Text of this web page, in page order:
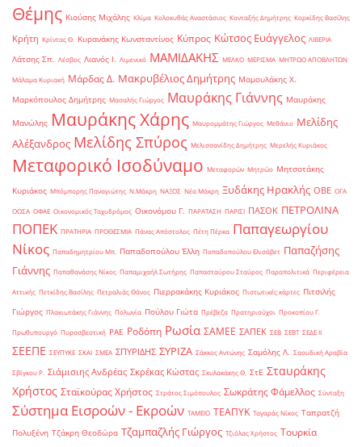
Θέμης Κιούσης Μιχάλης Κλίμα Κολοκυθάς Αναστάσιος Κονταξής Δημήτρης Κορκίδης Βασίλης
Κρήτη Κρίντας Θ. Κυρανάκης Κωνσταντίνος Κύπρος Κώτσος Ευάγγελος ΛΙΒΕΡΙΑ
Λάτσης Σπ. Λέσβος Λιανός Ι. Λιμενικό ΜΑΜΙΔΑΚΗΣ ΜΕΛΚΟ ΜΕΡΙΣΜΑ ΜΗΤΡΩΟ ΑΠΟΒΛΗΤΩΝ
Μάλαμα Κυριακή Μάρδας Δ. Μακρυβέλιος Δημήτρης Μαμουλάκης Χ.
Μαρκόπουλος Δημήτρης Μασαλής Γιώργος Μαυράκης Γιάννης Μαυράκης
Μανώλης Μαυράκης Χάρης Μαυρομμάτης Γιώργος Μεθάνιο Μελίδης
Αλέξανδρος Μελίδης Σπύρος Μελισσανίδης Δημήτρης Μερελής Κυριάκος
Μεταφορικό Ισοδύναμο Μεταφορών Μητρώο Μητσοτάκης
Κυριάκος Μπόμπορης Παναγιώτης Ν.Μάκρη ΝΑΞΟΣ Νέα Μάκρη Ξυδάκης Ηρακλής ΟΒΕ ΟΓΑ
ΟΟΣΑ ΟΦΑΕ Οικονομικός Ταχυδρόμος Οικονόμου Γ. ΠΑΡΑΤΑΣΗ ΠΑΡΙΣΙ ΠΑΣΟΚ ΠΕΤΡΟΛΙΝΑ
ΠΟΠΕΚ ΠΡΑΤΗΡΙΑ ΠΡΟΘΕΣΜΙΑ Πάνας Απόστολος Πέτη Πέρκα Παπαγεωργίου
Νίκος Παπαδημητρίου Μπ. Παπαδοπούλου Έλλη Παπαδοπούλου Ελισάβετ Παπαζήσης
Γιάννης Παπαθανάσης Νίκος Παπαμιχαήλ Σωτήρης Παπασταύρου Σταύρος Παραπολιτικά Περιφέρεια
Αττικής Πετκίδης Βασίλης Πετραλιάς Θάνος Πιερρακάκης Κυριάκος Πιστωτικές κάρτες Πιτσιλής
Γιώργος Πλακιωτάκης Γιάννης Πολωνία Πούλου Γιώτα Πρέβεζα Πρατηριούχοι Προκοπίου Γ.
Πρωθυπουργό Πυροσβεστική ΡΑΕ Ροδόπη Ρωσία ΣΑΜΕΕ ΣΑΠΕΚ ΣΕΒ ΣΕΒΤ ΣΕΔΕ ΙΙ
ΣΕΕΠΕ ΣΕΥΠΥΚΕ ΣΚΑΙ ΣΜΕΑ ΣΠΥΡΙΔΗΣ ΣΥΡΙΖΑ Σάκκος Αντώνης Σαμόλης Λ. Σαουδική Αραβία
Σβίγκου Ρ. Σιάμισιης Ανδρέας Σκρέκας Κώστας Σκυλακάκης Θ. ΣτΕ Σταυράκης
Χρήστος Σταϊκούρας Χρήστος Στράτος Σιμόπουλος Σωκράτης Φάμελλος Σύνταξη
Σύστημα Εισροών - Εκροών ΤΑΜΕΙΟ ΤΕΑΠΥΚ Ταγαράς Νίκος Ταπρατζή
Πολυξένη Τζάκρη Θεοδώρα Τζαμπαζλής Γιώργος Τζιόλας Χρήστος Τουρκία